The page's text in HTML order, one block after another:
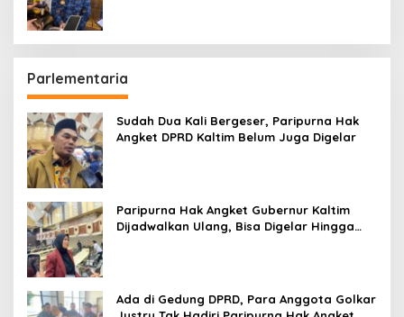
Parlementaria
Sudah Dua Kali Bergeser, Paripurna Hak
Angket DPRD Kaltim Belum Juga Digelar
Paripurna Hak Angket Gubernur Kaltim
Dijadwalkan Ulang, Bisa Digelar Hingga
Ada di Gedung DPRD, Para Anggota Golkar